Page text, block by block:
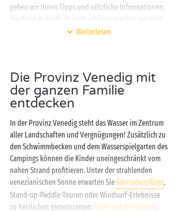
geben wir Ihnen Tipps und nützliche Informationen,
die Ihren Aufenthalt noch schöner machen werden!
Tag über, den nahen Strand und die unbeschwerte
Ruhe einer komplett ausgestatteten Unterkunft.
Unsere hochkomfortablen
Bedürfnissen an: Ob Aufenthalt im Kreise der
vielköpfigen Familie, zu zweit odermit Baby, hier
finden Sie Dolce Vita, wie Sie es sich erträumt haben!
Weiterlesen
Die Provinz Venedig mit
der ganzen Familie
entdecken
In der Provinz Venedig steht das Wasser im Zentrum
aller Landschaften und Vergnügungen! Zusätzlich zu
den Schwimmbecken und dem Wasserspielgarten des
Campings können die Kinder uneingeschränkt vom
nahen Strand profitieren. Unter der strahlenden
venezianischen Sonne erwarten Sie Fahrradausflüge,
Stand-up-Paddle-Touren oder Windsurf-Erlebnisse
zu herrlichen gemeinsamen Ferien mit der Familie.